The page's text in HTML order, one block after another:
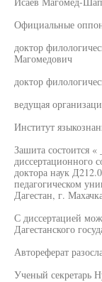
Официальные
доктор
Магомедович
доктор
ведущая
Институт
Зашита состоится
диссертационного
доктора наук
педагогическом
Дагестан, г.
С диссертацией
Дагестанского
Автореферат
Ученый секретарь